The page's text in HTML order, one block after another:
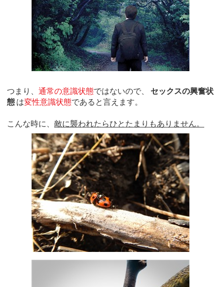
つまり、 通常の意識状態ではないので、
セックスの興奮状
態 は変性意識状態であると言えます。
こんな時に、 敵に襲われたらひとたまりもありません。